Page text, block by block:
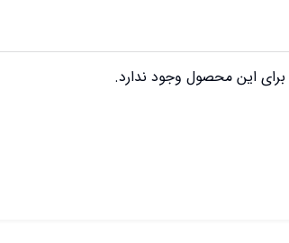
این محصول وجود ندارد.